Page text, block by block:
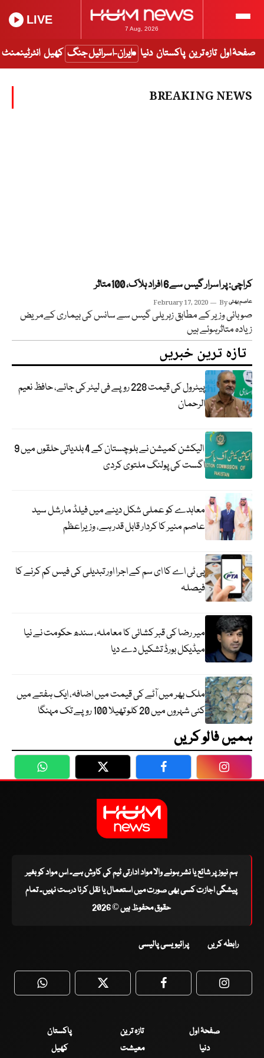
7 Aug, 2026
LIVE
صفحۂ اول تازہ ترین پاکستان دنیا ایران-اسرائیل جنگ کھیل انٹرٹینمنٹ
BREAKING NEWS
کراچی: پر اسرار گیس سے6 افراد ہلاک، 100متاثر
February 17, 2020 Byعاصم بھٹی
صوبائی وزیر کے مطابق زہریلی گیس سے سانس کی بیماری کےمریض
زیادہ متاثرہوئے ہیں
تازہ ترین خبریں
پیٹرول کی قیمت 228 روپے فی لیٹر کی جائے، حافظ نعیم
الرحمان
الیکشن کمیشن نے بلوچستان کے 4 بلدیاتی حلقوں میں 9
اگست کی پولنگ ملتوی کردی
معاہدے کو عملی شکل دینے میں فیلڈ مارشل سید
عاصم منیر کا کردار قابل قدر ہے، وزیراعظم
پی ٹی اے کا ای سم کے اجرا اور تبدیلی کی فیس کم کرنے کا
فیصلہ
میر رضا کی قبر کشائی کا معاملہ، سندھ حکومت نے نیا
میڈیکل بورڈ تشکیل دے دیا
ملک بھر میں آٹے کی قیمت میں اضافہ، ایک ہفتے میں
کئی شہروں میں 20 کلو تھیلا 100 روپے تک مہنگا
ہمیں فالو کریں
WhatsApp Twitter Facebook
ہم نیوز پر شائع یا نشر ہونے والا مواد ادارتی ٹیم کی کاوش ہے۔ اس مواد کو بغیر
پیشگی اجازت کسی بھی صورت میں استعمال یا نقل کرنا درست نہیں۔ تمام
حقوق محفوظ ہیں © 2026
رابطہ کریں پرائیویسی پالیسی
WhatsApp Twitter Facebook
صفحۂ اول تازہ ترین
پاکستان
دنیا
معیشت کھیل